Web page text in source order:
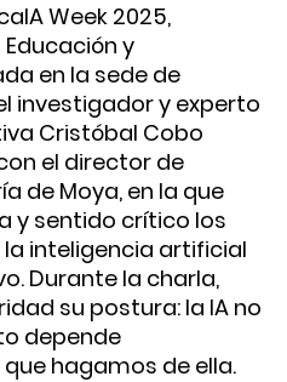
Week 2025,
y
en la sede de
investigador y experto
Cristóbal Cobo
el director de
de Moya, en la que
y sentido crítico los
inteligencia artificial
Durante la charla,
su postura: la IA no
depende
hagamos de ella.